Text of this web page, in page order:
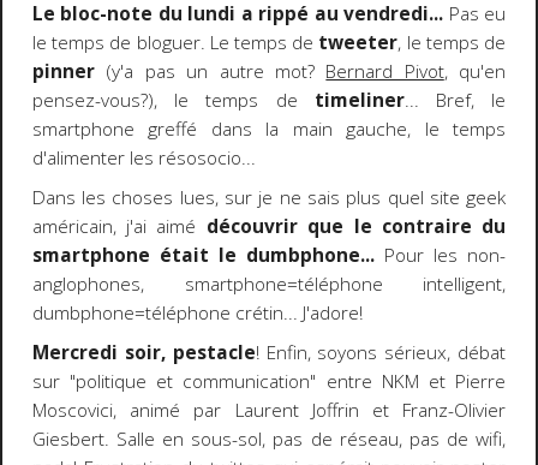
Le bloc-note du lundi a rippé au vendredi... Pas eu
le temps de bloguer. Le temps de tweeter, le temps de
pinner(y'a pas un autre mot? Bernard Pivot, qu'en
pensez-vous?), le temps de timeliner... Bref, le
smartphone greffé dans la main gauche, le temps
d'alimenter les résosocio...
Dans les choses lues, sur je ne sais plus quel site geek
américain, j'ai aimé découvrir que le contraire du
smartphone était le dumbphone... Pour les non-
anglophones, smartphone=téléphone intelligent,
dumbphone=téléphone crétin... J'adore!
Mercredi soir, pestacle! Enfin, soyons sérieux, débat
sur "politique et communication" entre NKM et Pierre
Moscovici, animé par Laurent Joffrin et Franz-Olivier
Giesbert. Salle en sous-sol, pas de réseau, pas de wifi,